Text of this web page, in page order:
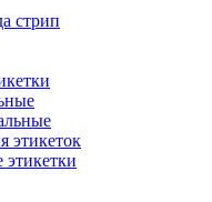
стрип
этикеток